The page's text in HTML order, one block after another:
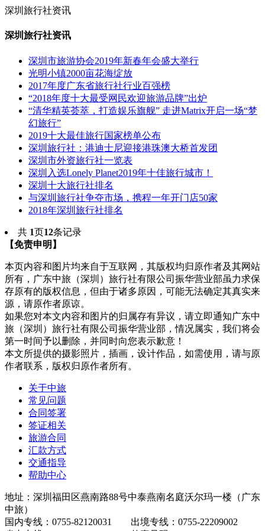
深圳旅行社资讯
深圳旅行社资讯
深圳市旅游协会2019年新春年会盛大举行
光明小镇2000亩花海绽放
2017年度广东省旅行社行业百强榜
“2018年度十大最受网民欢迎旅游品牌”出炉
“清华精英荟萃，打造娱乐旗舰” 走进Matrix开启一场“梦
幻旅行”
2019十大最佳旅行国家榜单公布
深圳旅行社：港迪士尼迎接港珠澳大桥首发团
深圳市外资旅行社一览表
深圳入选Lonely Planet2019年十佳旅行城市！
深圳十大旅行社排名
与深圳旅行社争夺市场，携程一年开门店50家
2018年深圳旅行社排名
共 1页12条记录
【免责申明】
本页内容和图片均来自于互联网，其版权均归原作者及其网站
所有，广东中旅（深圳）旅行社有限公司振华营业部虽力求保
存原有的版权信息，但由于诸多原因，可能无法确定其真实来
源，请原作者原谅。
如果您对本文内容和图片的归属存有异议，请立即通知广东中
旅（深圳）旅行社有限公司振华营业部，情况属实，我们将会
第一时间予以删除，并同时向您表示歉意！
本文所提供的摄影照片，插画，设计作品，如需使用，请与原
作者联系，版权归原作者所有。
关于中旅
常见问题
合同签署
签证相关
旅游合同
汇款方式
交通指导
帮助中心
地址：深圳福田区燕南路88号中泰燕南名庭沃尔玛一楼（广东
中旅）
国内专线：0755-82120031 出境专线：0755-22209002